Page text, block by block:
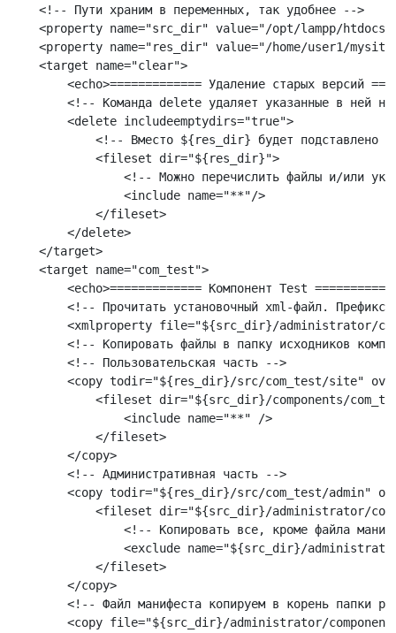
    <!-- Пути храним в переменных, так удобнее -->
<property name="src_dir" value="/opt/lampp/
<property name="res_dir" value="/home/user1/
    <target name="clear">
<echo>============= Удаление старых версий
<!-- Команда delete удаляет указанные в ней
        <delete includeemptydirs="true">
<!-- Вместо ${res_dir} будет подставлено
            <fileset dir="${res_dir}">
<!-- Можно перечислить файлы и/или
                <include name="**"/>
            </fileset>
        </delete>
    </target>
    <target name="com_test">
<echo>============= Компонент Test
<!-- Прочитать установочный xml-файл. Префикс
<xmlproperty file="${src_dir}/administrator/
<!-- Копировать файлы в папку исходников
        <!-- Пользовательская часть -->
<copy todir="${res_dir}/src/com_test/site"
<fileset dir="${src_dir}/components/
                <include name="**" />
            </fileset>
        </copy>
        <!-- Административная часть -->
<copy todir="${res_dir}/src/com_test/admin"
<fileset dir="${src_dir}/administrator/
<!-- Копировать все, кроме файла
<exclude name="${src_dir}/
            </fileset>
        </copy>
<!-- Файл манифеста копируем в корень папки
<copy file="${src_dir}/administrator/